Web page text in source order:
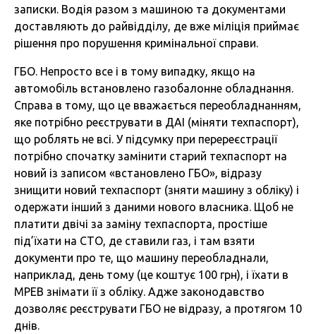
записки. Водія разом з машиною та документами
доставляють до райвідділу, де вже міліція приймає
рішення про порушення кримінальної справи.
ГБО. Непросто все і в тому випадку, якщо на
автомобіль встановлено газобалонне обладнання.
Справа в тому, що це вважається переобладнанням,
яке потрібно реєструвати в ДАІ (міняти техпаспорт),
що роблять не всі. У підсумку при перереєстрації
потрібно спочатку замінити старий техпаспорт на
новий із записом «встановлено ГБО», відразу
знищити новий техпаспорт (зняти машину з обліку) і
одержати інший з даними нового власника. Щоб не
платити двічі за заміну техпаспорта, простіше
під’їхати на СТО, де ставили газ, і там взяти
документи про те, що машину переобладнали,
наприклад, день тому (це коштує 100 грн), і їхати в
МРЕВ знімати її з обліку. Адже законодавство
дозволяє реєструвати ГБО не відразу, а протягом 10
днів.